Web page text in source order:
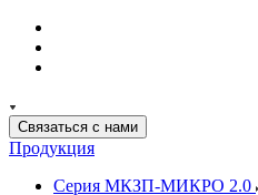
Связаться с нами
Продукция
Серия МКЗП-МИКРО 2.0